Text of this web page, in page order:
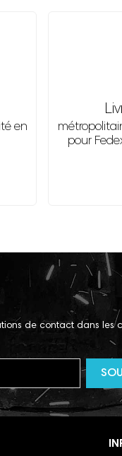
en
pour
de contact dans les